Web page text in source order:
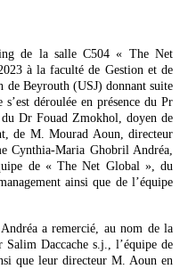
de la salle C504 « The Net
à la faculté de Gestion et de
de Beyrouth (USJ) donnant suite
déroulée en présence du Pr
Dr Fouad Zmokhol, doyen de
de M. Mourad Aoun, directeur
Cynthia-Maria Ghobril Andréa,
de « The Net Global », du
ainsi que de l’équipe
a remercié, au nom de la
Daccache s.j., l’équipe de
que leur directeur M. Aoun en